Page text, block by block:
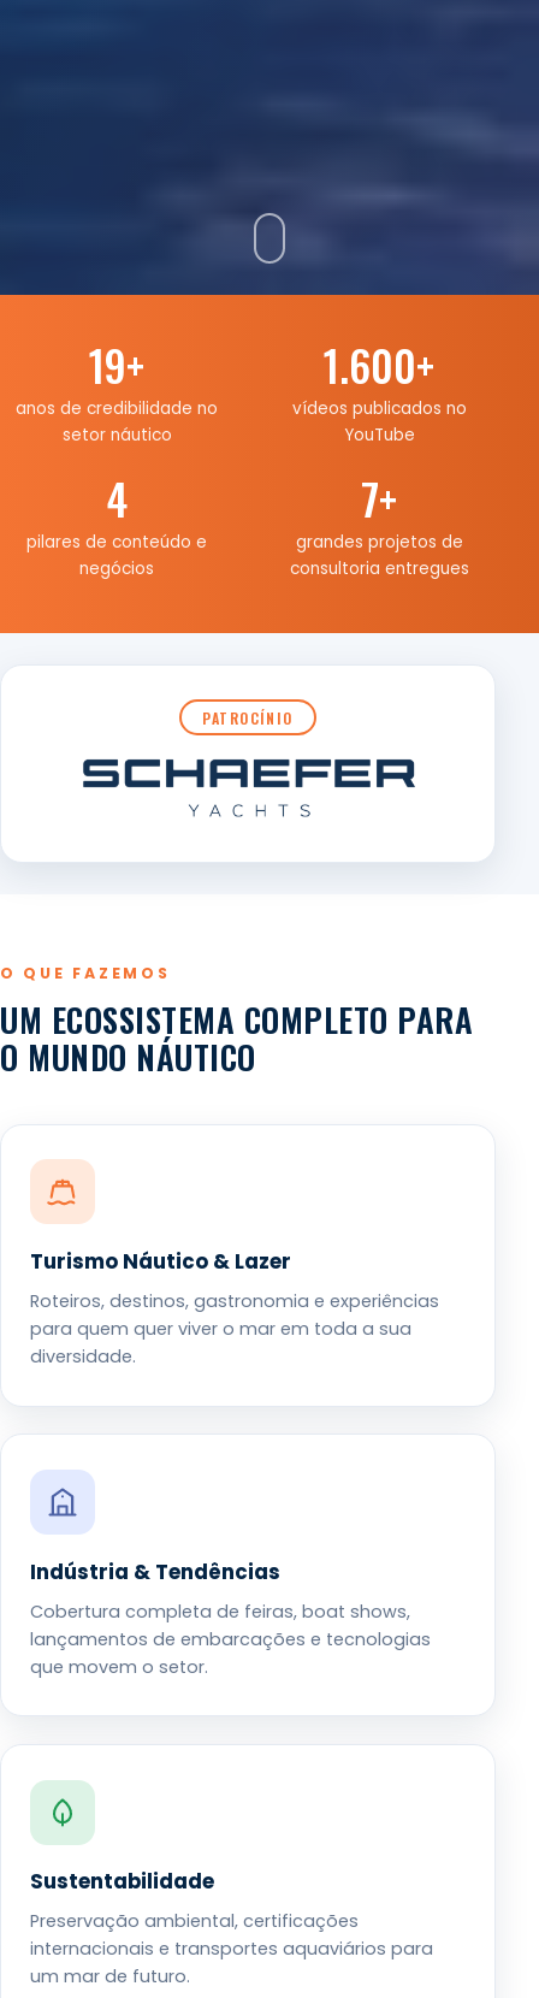
19+
anos de credibilidade no
setor náutico
1.600+
vídeos publicados no
YouTube
4
pilares de conteúdo e
negócios
7+
grandes projetos de
consultoria entregues
PATROCÍNIO
O QUE FAZEMOS
UM ECOSSISTEMA COMPLETO PARA
O MUNDO NÁUTICO
Turismo Náutico & Lazer
Roteiros, destinos, gastronomia e experiências
para quem quer viver o mar em toda a sua
diversidade.
Indústria & Tendências
Cobertura completa de feiras, boat shows,
lançamentos de embarcações e tecnologias
que movem o setor.
Sustentabilidade
Preservação ambiental, certificações
internacionais e transportes aquaviários para
um mar de futuro.